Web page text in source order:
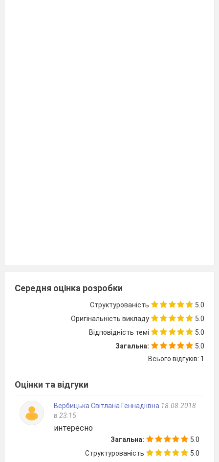
Середня оцінка розробки
Структурованість
5.0
Оригінальність викладу
5.0
Відповідність темі
5.0
Загальна:
5.0
Всього відгуків: 1
Оцінки та відгуки
Вербицька Світлана Геннадіївна 18.08.2018
в 23:15
интересно
Загальна:
5.0
Структурованість
5.0